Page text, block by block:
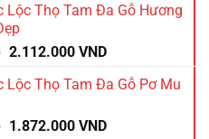
là:
1.740.000 VND.
tại
1.392.000 VND.
Lộc Thọ Tam Đa Gỗ Hương
Giá
là:
2.112.000 VNDGiá
tại
2.112.000 VND.
Lộc Thọ Tam Đa Gỗ Pơ Mu
Giá
1.872.000 VNDGiá